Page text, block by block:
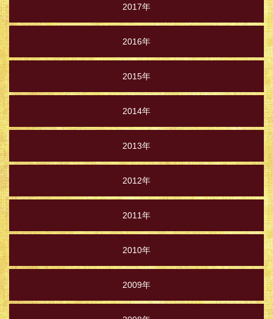
2017年
2016年
2015年
2014年
2013年
2012年
2011年
2010年
2009年